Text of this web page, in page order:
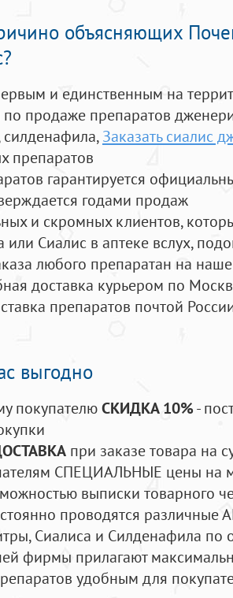
объясняющих
и единственным на
по продаже препаратов
силденафила, Заказать сиалис
препаратов
гарантируется
годами продаж
и скромных клиентов,
или Сиалис в аптеке вслух,
любого препаратан на
доставка курьером по
препаратов почтой
выгодно
покупателюСКИДКА 10%-
при заказе товара на
СПЕЦИАЛЬНЫЕ цены на
выписки товарного
проводятся
Сиалиса и Силденафила по
фирмы прилагают
удобным для